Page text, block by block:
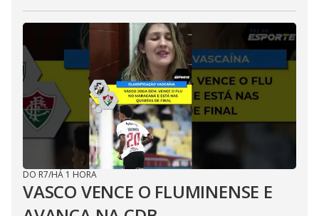
DO R7/HÁ 1 HORA
VASCO VENCE O FLUMINENSE E